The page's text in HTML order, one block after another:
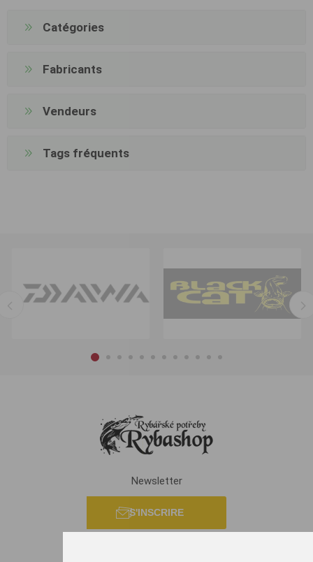
Catégories
Fabricants
Vendeurs
Tags fréquents
Newsletter
S'INSCRIRE